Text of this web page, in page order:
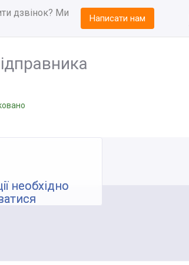
дзвінок? Ми
Написати нам
необхідно